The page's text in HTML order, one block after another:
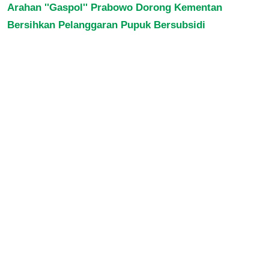
Arahan ''Gaspol'' Prabowo Dorong Kementan
Bersihkan Pelanggaran Pupuk Bersubsidi